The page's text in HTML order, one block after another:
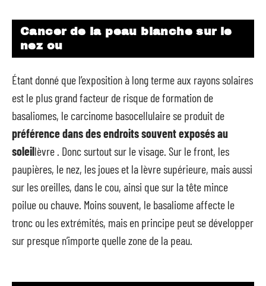
Cancer de la peau blanche sur le
nez ou
Étant donné que l’exposition à long terme aux rayons solaires
est le plus grand facteur de risque de formation de
basaliomes, le carcinome basocellulaire se produit de
préférence dans des endroitssouvent exposés au
soleillèvre . Donc surtout sur le visage. Sur le front, les
paupières, le nez, les joues et la lèvre supérieure, mais aussi
sur les oreilles, dans le cou, ainsi que sur la tête mince
poilue ou chauve. Moins souvent, le basaliome affecte le
tronc ou les extrémités, mais en principe peut se développer
sur presque n’importe quelle zone de la peau.